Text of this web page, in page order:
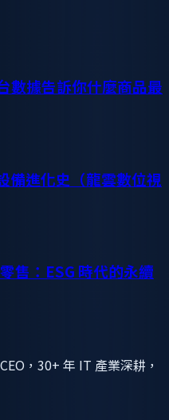
數據告訴你什麼商品最
備進化史（龍雲數位視
售：ESG 時代的永續
，30+ 年 IT 產業深耕，